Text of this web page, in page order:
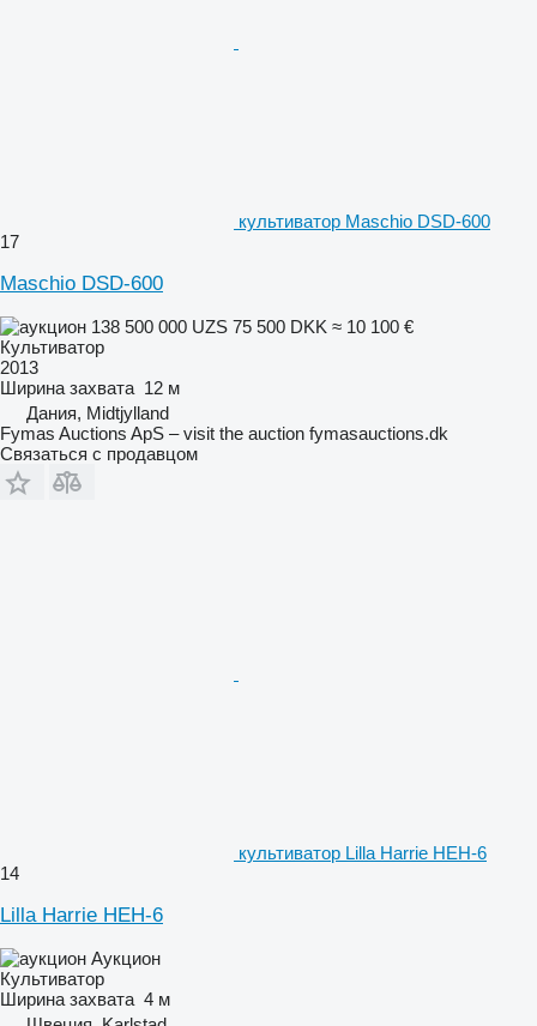
культиватор Maschio DSD-600
17
Maschio DSD-600
138 500 000 UZS 75 500 DKK ≈ 10 100 €
Культиватор
2013
Ширина захвата 12 м
Дания, Midtjylland
Fymas Auctions ApS – visit the auction fymasauctions.dk
Связаться с продавцом
культиватор Lilla Harrie HEH-6
14
Lilla Harrie HEH-6
Аукцион
Культиватор
Ширина захвата 4 м